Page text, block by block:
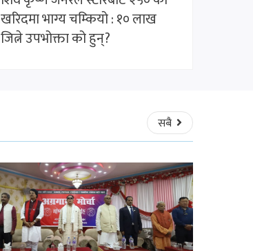
खरिदमा भाग्य चम्कियो : १० लाख
जित्ने उपभोक्ता को हुन्?
सबै